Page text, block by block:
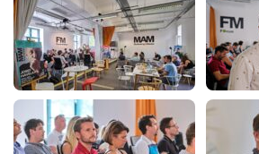
O EFFIE
AKTUALITY
VÝSLEDKY